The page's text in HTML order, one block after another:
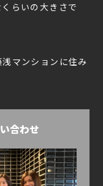
らいの大きさで
マンションに住み
合わせ